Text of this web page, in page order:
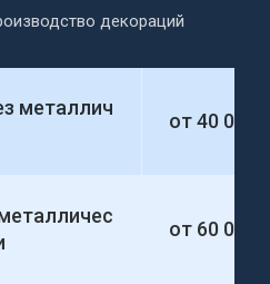
декораций
металлич
от 40 000
от 60 000